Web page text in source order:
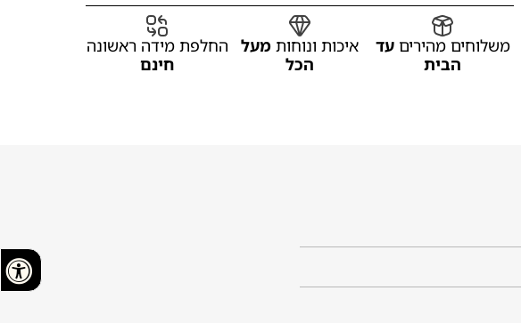
משלוחים מהיריםעד
הבית
איכות ונוחות מעל
הכל
החלפת מידה ראשונה
חינם